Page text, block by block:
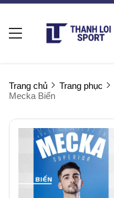
Trang chủ Trang phục
Mecka Biển